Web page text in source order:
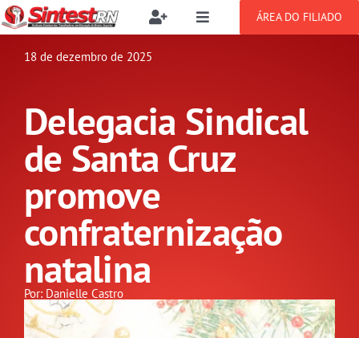
Ir
para
Toggle
Buscar
resultados
Filie-se
Benefícios
Setor jurídico
Toggle
SOBRE
NOTÍCIAS
PUBLICAÇÕES
CONGRESSOS
GREVE
DOCUMENTOS
ÁREA DO FILIADO
18 de dezembro de 2025
Delegacia Sindical
de Santa Cruz
promove
confraternização
natalina
Por: Danielle Castro